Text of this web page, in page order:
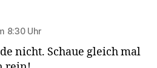
8:30 Uhr
nicht. Schaue gleich mal